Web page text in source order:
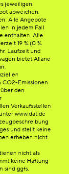
jeweiligen
abweichen.
Alle Angebote
in jedem Fall
enthalten. Alle
19 % (0 %
Laufzeit und
bietet Allane
CO2-Emissionen
den
Verkaufsstellen
www.dat.de
und stellt keine
erheben nicht
nicht als
keine Haftung
sind ggfs.